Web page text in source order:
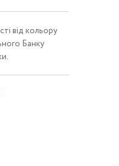
від кольору
Банку